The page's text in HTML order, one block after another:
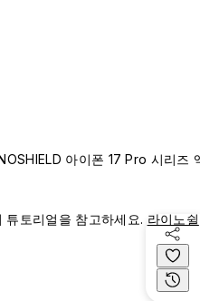
아이폰 17 Pro 시리즈
토리얼을 참고하세요. 라이노쉴